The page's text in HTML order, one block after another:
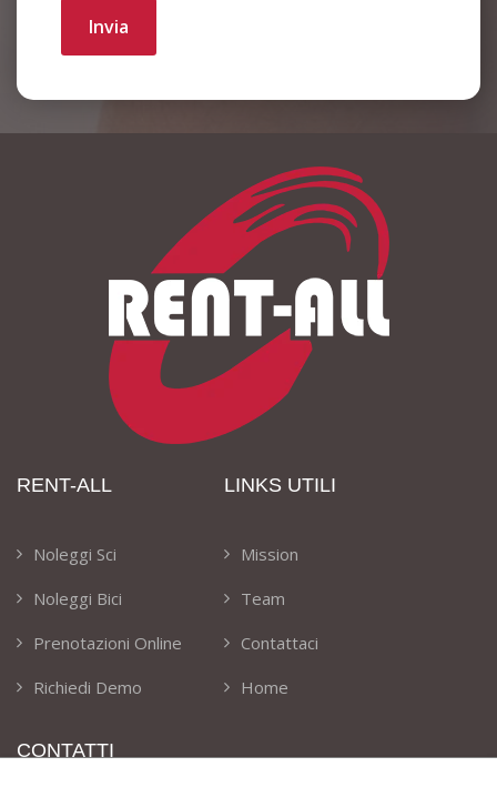
Invia
RENT-ALL
Noleggi Sci
Noleggi Bici
Prenotazioni Online
Richiedi Demo
LINKS UTILI
Mission
Team
Contattaci
Home
CONTATTI